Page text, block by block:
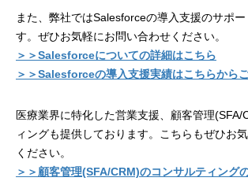
また、弊社ではSalesforceの導入支援のサポー
す。ぜひお気軽にお問い合わせください。
＞＞Salesforceについての詳細はこちら
＞＞Salesforceの導入支援実績はこちらから
医療業界に特化した営業支援、顧客管理(SFA/
ィングも提供しております。こちらもぜひお
ください。
＞＞顧客管理(SFA/CRM)のコンサルティング